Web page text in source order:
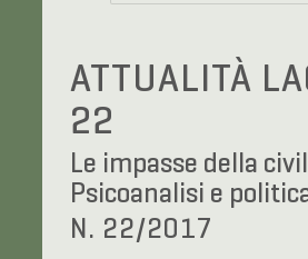
ATTUALITÀ
22
Le impasse della
Psicoanalisi e
N. 22/2017